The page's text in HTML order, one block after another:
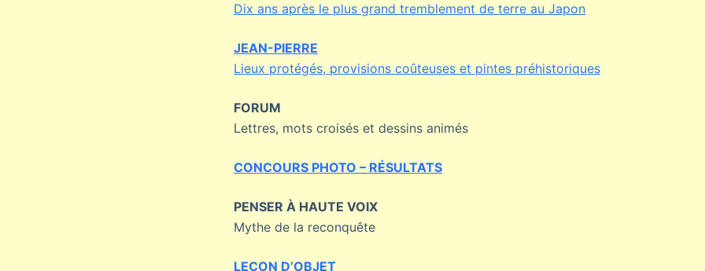
Dix ans après le plus grand tremblement de terre au Japon
JEAN-PIERRE
Lieux protégés, provisions coûteuses et pintes préhistoriques
FORUM
Lettres, mots croisés et dessins animés
CONCOURS PHOTO – RÉSULTATS
PENSER À HAUTE VOIX
Mythe de la reconquête
LEÇON D’OBJET